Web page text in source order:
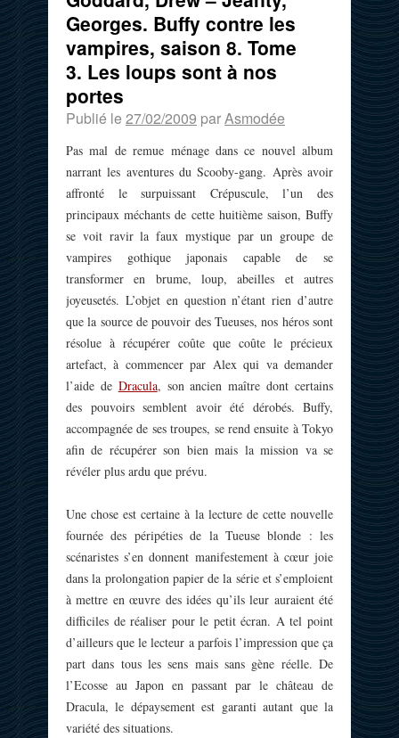
Georges. Buffy contre les
vampires, saison 8. Tome
3. Les loups sont à nos
portes
Publié le 27/02/2009 parAsmodée
Pas mal de remue ménage dans ce nouvel album
narrant les aventures du Scooby-gang. Après avoir
affronté le surpuissant Crépuscule, l’un des
principaux méchants de cette huitième saison, Buffy
se voit ravir la faux mystique par un groupe de
vampires gothique japonais capable de se
transformer en brume, loup, abeilles et autres
joyeusetés. L’objet en question n’étant rien d’autre
que la source de pouvoir des Tueuses, nos héros sont
résolue à récupérer coûte que coûte le précieux
artefact, à commencer par Alex qui va demander
l’aide de Dracula, son ancien maître dont certains
des pouvoirs semblent avoir été dérobés. Buffy,
accompagnée de ses troupes, se rend ensuite à Tokyo
afin de récupérer son bien mais la mission va se
révéler plus ardu que prévu.
Une chose est certaine à la lecture de cette nouvelle
fournée des péripéties de la Tueuse blonde : les
scénaristes s’en donnent manifestement à cœur joie
dans la prolongation papier de la série et s’emploient
à mettre en œuvre des idées qu’ils leur auraient été
difficiles de réaliser pour le petit écran. A tel point
d’ailleurs que le lecteur a parfois l’impression que ça
part dans tous les sens mais sans gène réelle. De
l’Ecosse au Japon en passant par le château de
Dracula, le dépaysement est garanti autant que la
variété des situations.